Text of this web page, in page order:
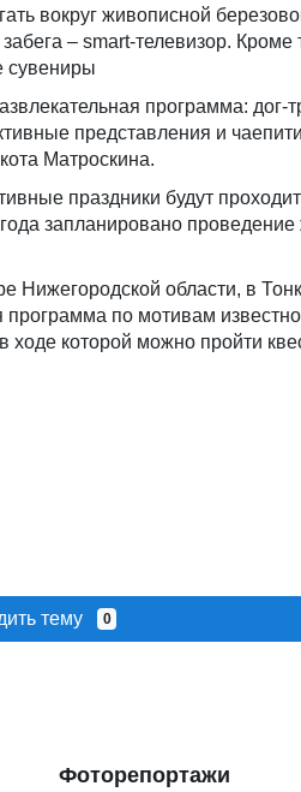
вокруг живописной
– smart-телевизор. Кроме
сувениры
программа: дог-
представления и
Матроскина.
праздники будут
запланировано проведение
Нижегородской области, в
по мотивам
которой можно пройти
тему 0
Фоторепортажи